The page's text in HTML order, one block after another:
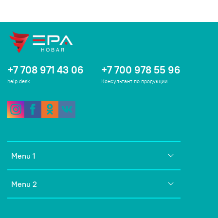
Menu 1
Menu 2
+7 708 971 43 06
help desk
+7 700 978 55 96
Консультант по продукции